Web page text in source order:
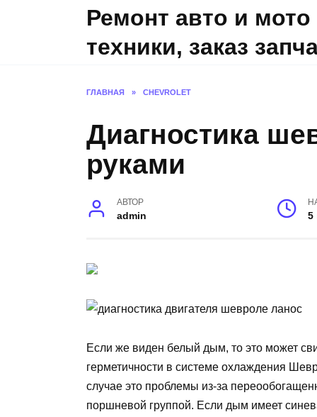
Ремонт авто и мото
техники, заказ
ГЛАВНАЯ » CHEVROLET
Диагностика
руками
АВТОР
admin 5
Если же виден белый дым, то это может
герметичности в системе охлаждения
случае это проблемы из-за
поршневой группой. Если дым имеет